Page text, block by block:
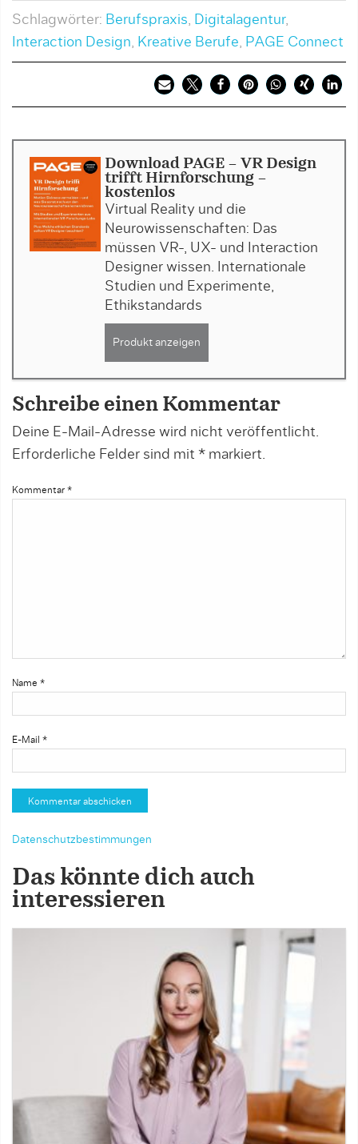
Schlagwörter: Berufspraxis, Digitalagentur,
Interaction Design, Kreative Berufe, PAGE Connect
Download PAGE - VR Design
trifft Hirnforschung -
kostenlos
Virtual Reality und die
Neurowissenschaften: Das
müssen VR-, UX- und Interaction
Designer wissen. Internationale
Studien und Experimente,
Ethikstandards
Produkt anzeigen
Schreibe einen Kommentar
Deine E-Mail-Adresse wird nicht veröffentlicht.
Erforderliche Felder sind mit * markiert.
Kommentar *
Name *
E-Mail *
Datenschutzbestimmungen
Das könnte dich auch
interessieren